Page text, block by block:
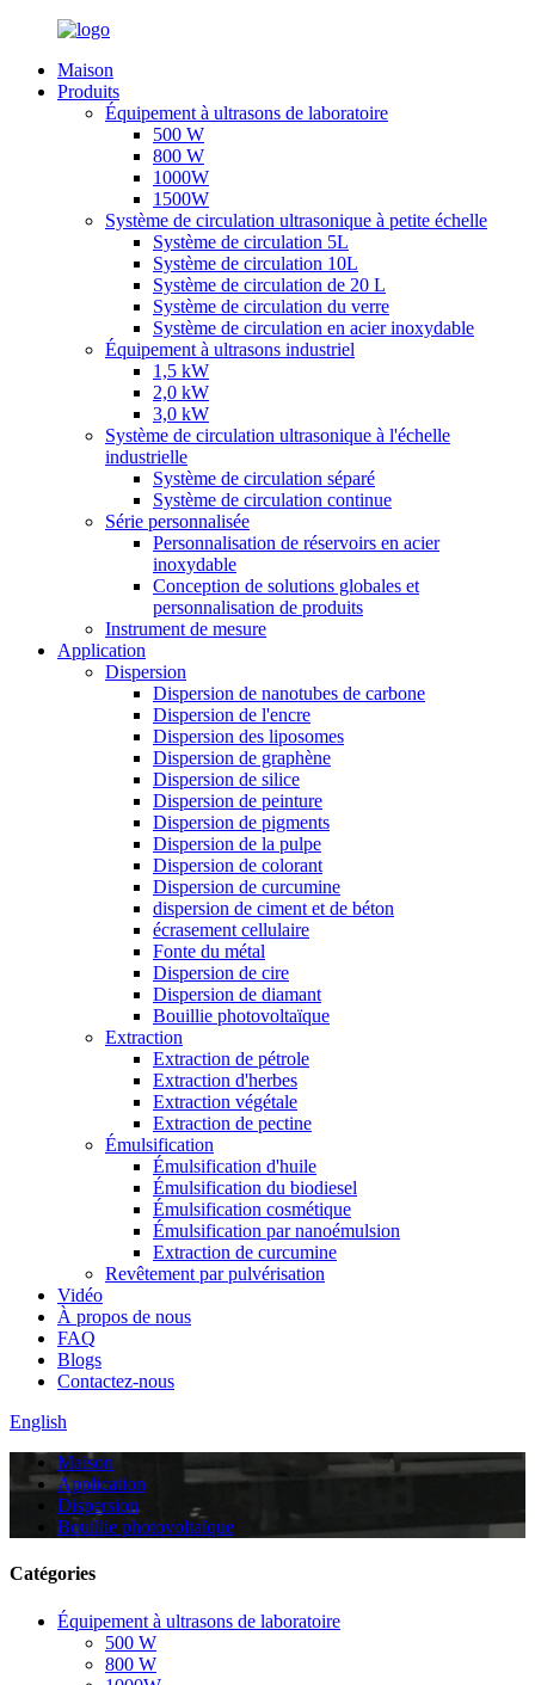
Maison
Produits
Équipement à ultrasons de laboratoire
500 W
800 W
1000W
1500W
Système de circulation ultrasonique à petite échelle
Système de circulation 5L
Système de circulation 10L
Système de circulation de 20 L
Système de circulation du verre
Système de circulation en acier inoxydable
Équipement à ultrasons industriel
1,5 kW
2,0 kW
3,0 kW
Système de circulation ultrasonique à l'échelle
industrielle
Système de circulation séparé
Système de circulation continue
Série personnalisée
Personnalisation de réservoirs en acier
inoxydable
Conception de solutions globales et
personnalisation de produits
Instrument de mesure
Application
Dispersion
Dispersion de nanotubes de carbone
Dispersion de l'encre
Dispersion des liposomes
Dispersion de graphène
Dispersion de silice
Dispersion de peinture
Dispersion de pigments
Dispersion de la pulpe
Dispersion de colorant
Dispersion de curcumine
dispersion de ciment et de béton
écrasement cellulaire
Fonte du métal
Dispersion de cire
Dispersion de diamant
Bouillie photovoltaïque
Extraction
Extraction de pétrole
Extraction d'herbes
Extraction végétale
Extraction de pectine
Émulsification
Émulsification d'huile
Émulsification du biodiesel
Émulsification cosmétique
Émulsification par nanoémulsion
Extraction de curcumine
Revêtement par pulvérisation
Vidéo
À propos de nous
FAQ
Blogs
Contactez-nous
English
Maison
Application
Dispersion
Bouillie photovoltaïque
Catégories
Équipement à ultrasons de laboratoire
500 W
800 W